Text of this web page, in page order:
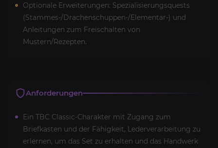
Optionale Erweiterungen: Spezialisierungsquests
(Stammes-/Drachenschuppen-/Elementar-) und
Anleitungen zum Freischalten von
Mustern/Rezepten.
Anforderungen
Ein TBC Classic-Charakter mit Zugang zum
Briefkasten und der Fähigkeit, Lederverarbeitung zu
erlernen, um das Set zu erhalten und das Handwerk